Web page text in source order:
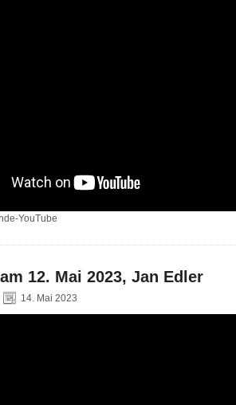
YouTube
12. Mai 2023, Jan Edler
14. Mai 2023